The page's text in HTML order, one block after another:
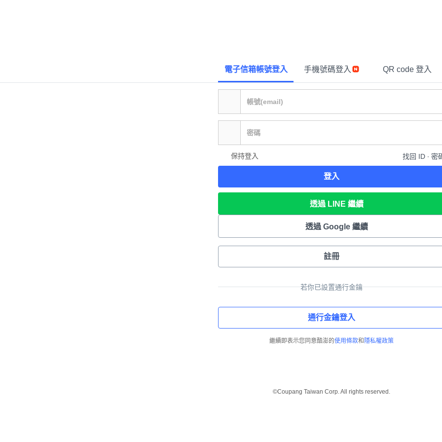
電子信箱帳號登入 手機號碼登入 QR code 登入
保持登入 找回 ID ∙ 密
登入
透過 LINE 繼續
透過 Google 繼續
註冊
若你已設置通行金鑰
通行金鑰登入
繼續即表示您同意酷澎的使用條款和 隱私權政策
©Coupang Taiwan Corp. All rights reserved.